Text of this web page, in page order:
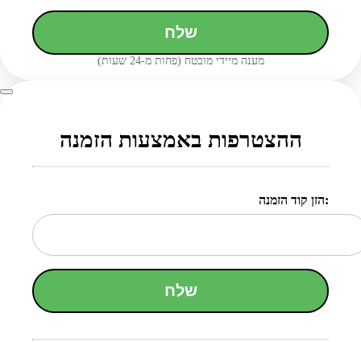
שלח
מענה מיידי מובטח (פחות מ-24 שעות)
ההצטרפות באמצעות הזמנה
הזן קוד הזמנה:
שלח